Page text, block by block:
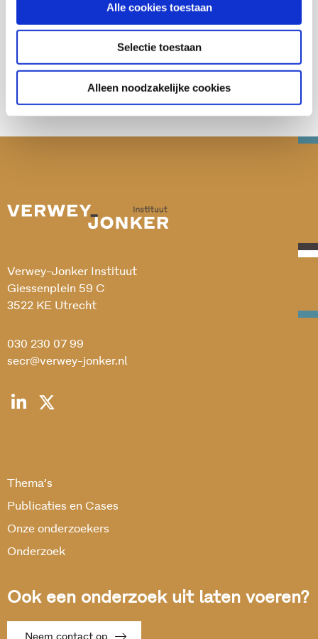
Alle cookies toestaan
Selectie toestaan
Alleen noodzakelijke cookies
Deel deze publicatie op:
Verwey-Jonker Instituut
Giessenplein 59 C
3522 KE Utrecht
030 230 07 99
secr@verwey-jonker.nl
Thema’s
Publicaties en Cases
Onze onderzoekers
Onderzoek
Ook een onderzoek uit laten voeren?
Neem contact op